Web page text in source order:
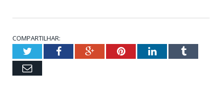
COMPARTILHAR:
TwitterFacebookGoogle+PinterestLinkedInTumblr
Email